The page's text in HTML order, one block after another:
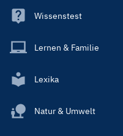
Wissenstest
Lernen & Familie
Lexika
Natur & Umwelt